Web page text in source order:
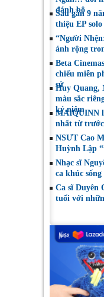
đánh bộ
Sau gần 9
thiệu EP
“Người
ảnh rộng
Beta
chiếu miễn
sử
Huy Quang,
màu sắc
kỷ niệm
MAIQUINN
nhất từ
NSƯT Cao
Huỳnh Lập
Nhạc sĩ
ca khúc
Ca sĩ Duyên
tuổi với